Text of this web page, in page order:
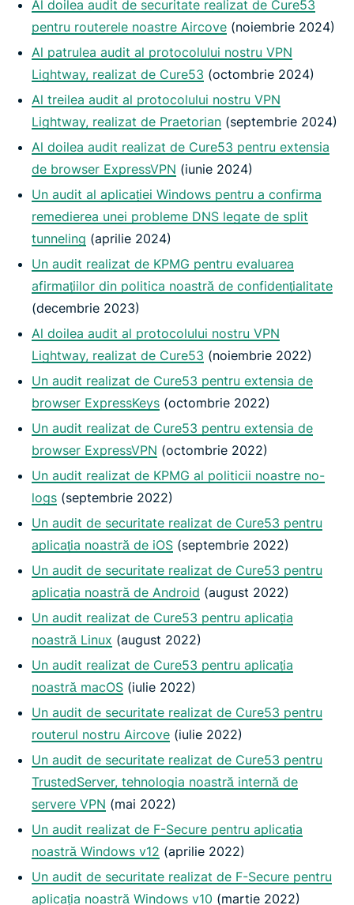
Al doilea audit de securitate realizat de Cure53
pentru routerele noastre Aircove (noiembrie 2024)
Al patrulea audit al protocolului nostru VPN
Lightway, realizat de Cure53 (octombrie 2024)
Al treilea audit al protocolului nostru VPN
Lightway, realizat de Praetorian (septembrie 2024)
Al doilea audit realizat de Cure53 pentru extensia
de browser ExpressVPN (iunie 2024)
Un audit al aplicației Windows pentru a confirma
remedierea unei probleme DNS legate de split
tunneling (aprilie 2024)
Un audit realizat de KPMG pentru evaluarea
afirmațiilor din politica noastră de confidențialitate
(decembrie 2023)
Al doilea audit al protocolului nostru VPN
Lightway, realizat de Cure53 (noiembrie 2022)
Un audit realizat de Cure53 pentru extensia de
browser ExpressKeys (octombrie 2022)
Un audit realizat de Cure53 pentru extensia de
browser ExpressVPN (octombrie 2022)
Un audit realizat de KPMG al politicii noastre no-
logs (septembrie 2022)
Un audit de securitate realizat de Cure53 pentru
aplicația noastră de iOS (septembrie 2022)
Un audit de securitate realizat de Cure53 pentru
aplicația noastră de Android (august 2022)
Un audit realizat de Cure53 pentru aplicația
noastră Linux (august 2022)
Un audit realizat de Cure53 pentru aplicația
noastră macOS (iulie 2022)
Un audit de securitate realizat de Cure53 pentru
routerul nostru Aircove (iulie 2022)
Un audit de securitate realizat de Cure53 pentru
TrustedServer, tehnologia noastră internă de
servere VPN (mai 2022)
Un audit realizat de F-Secure pentru aplicația
noastră Windows v12 (aprilie 2022)
Un audit de securitate realizat de F-Secure pentru
aplicația noastră Windows v10 (martie 2022)